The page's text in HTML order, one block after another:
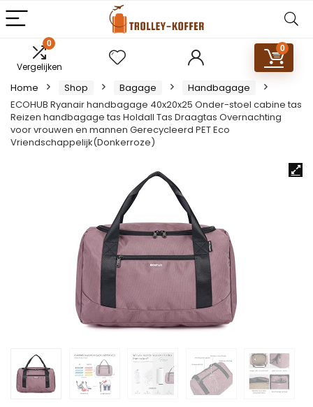
0
Vergelijken
0
Home Shop Bagage
Handbagage
ECOHUB Ryanair handbagage 40x20x25 Onder-stoel cabine tas
Reizen handbagage tas Holdall Tas Draagtas Overnachting
voor vrouwen en mannen Gerecycleerd PET Eco
Vriendschappelijk(Donkerroze)